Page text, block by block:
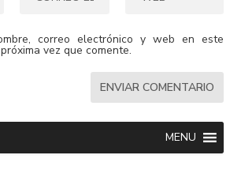
correo electrónico y web en este
vez que comente.
MENU